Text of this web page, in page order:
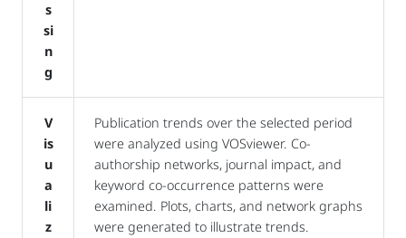
s
si
n
g
V
is
u
a
li
z
Publication trends over the selected period
were analyzed using VOSviewer. Co-
authorship networks, journal impact, and
keyword co-occurrence patterns were
examined. Plots, charts, and network graphs
were generated to illustrate trends.